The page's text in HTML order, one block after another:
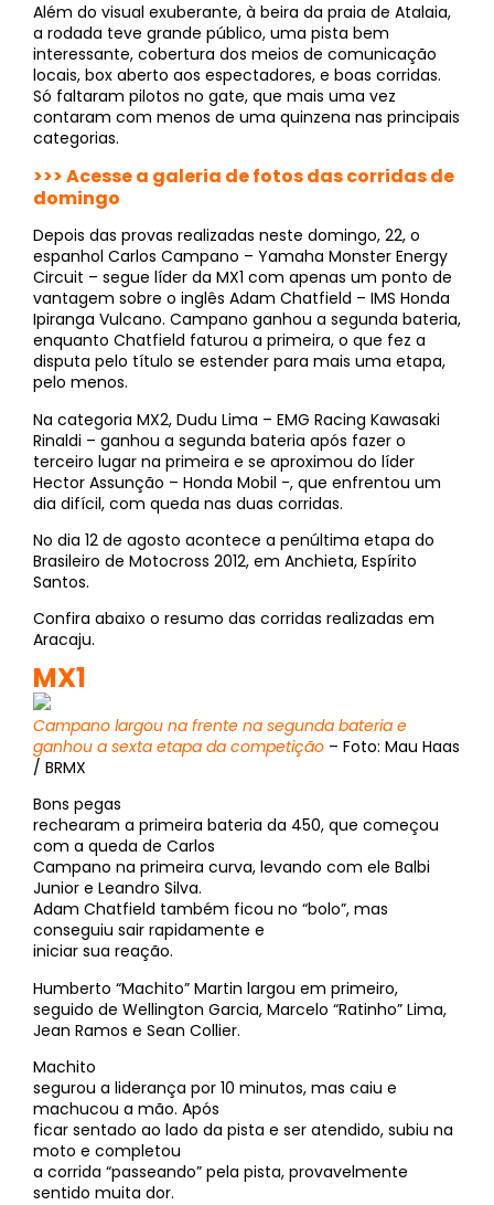
Além do visual exuberante, à beira da praia de Atalaia,
a rodada teve grande público, uma pista bem
interessante, cobertura dos meios de comunicação
locais, box aberto aos espectadores, e boas corridas.
Só faltaram pilotos no gate, que mais uma vez
contaram com menos de uma quinzena nas principais
categorias.
>>> Acesse a galeria de fotos das corridas de
domingo
Depois das provas realizadas neste domingo, 22, o
espanhol Carlos Campano – Yamaha Monster Energy
Circuit – segue líder da MX1 com apenas um ponto de
vantagem sobre o inglês Adam Chatfield – IMS Honda
Ipiranga Vulcano. Campano ganhou a segunda bateria,
enquanto Chatfield faturou a primeira, o que fez a
disputa pelo título se estender para mais uma etapa,
pelo menos.
Na categoria MX2, Dudu Lima – EMG Racing Kawasaki
Rinaldi – ganhou a segunda bateria após fazer o
terceiro lugar na primeira e se aproximou do líder
Hector Assunção – Honda Mobil -, que enfrentou um
dia difícil, com queda nas duas corridas.
No dia 12 de agosto acontece a penúltima etapa do
Brasileiro de Motocross 2012, em Anchieta, Espírito
Santos.
Confira abaixo o resumo das corridas realizadas em
Aracaju.
MX1
Campano largou na frente na segunda bateria e
ganhou a sexta etapa da competição – Foto: Mau Haas
/ BRMX
Bons pegas
rechearam a primeira bateria da 450, que começou
com a queda de Carlos
Campano na primeira curva, levando com ele Balbi
Junior e Leandro Silva.
Adam Chatfield também ficou no “bolo”, mas
conseguiu sair rapidamente e
iniciar sua reação.
Humberto “Machito” Martin largou em primeiro,
seguido de Wellington Garcia, Marcelo “Ratinho” Lima,
Jean Ramos e Sean Collier.
Machito
segurou a liderança por 10 minutos, mas caiu e
machucou a mão. Após
ficar sentado ao lado da pista e ser atendido, subiu na
moto e completou
a corrida “passeando” pela pista, provavelmente
sentido muita dor.